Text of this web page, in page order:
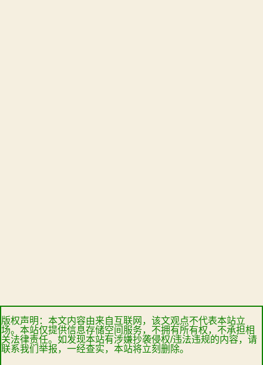
版权声明：本文内容由来自互联网，该文观点不代表本站立
场。本站仅提供信息存储空间服务，不拥有所有权，不承担相
关法律责任。如发现本站有涉嫌抄袭侵权/违法违规的内容，请
联系我们举报，一经查实，本站将立刻删除。